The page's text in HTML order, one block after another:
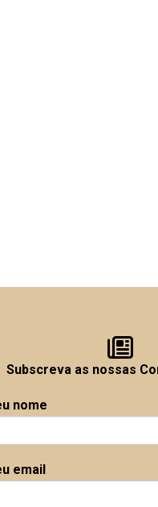
Subscreva as nossas
nome
email